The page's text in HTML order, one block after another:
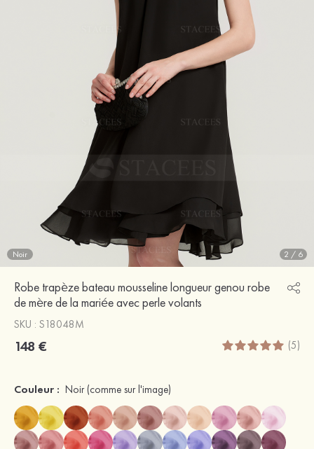
Noir 2 / 6
Robe trapèze bateau mousseline longueur genou robe
de mère de la mariée avec perle volants
SKU : S18048M
148 € (5)
Couleur : Noir(comme sur l'image)